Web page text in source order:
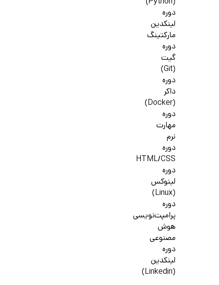
دوره
لینکدین
مارکتینگ
دوره
گیت
(Git)
دوره
داکر
(Docker)
دوره
مهارت
نرم
دوره
HTML/CSS
دوره
لینوکس
(Linux)
دوره
پرامپت‌نویسی
هوش
مصنوعی
دوره
لینکدین
(Linkedin)